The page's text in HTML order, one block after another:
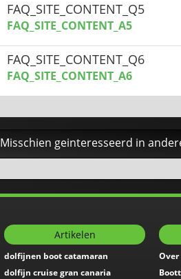
FAQ_SITE_CONTENT_Q5
FAQ_SITE_CONTENT_A5
FAQ_SITE_CONTENT_Q6
FAQ_SITE_CONTENT_A6
Misschien geinteresseerd in
Artikelen
dolfijnen boot catamaran
dolfijn cruise gran canaria
Over